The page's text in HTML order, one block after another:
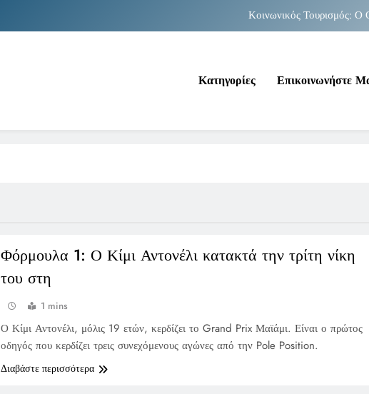
Κοινωνικός Τουρισμός: Ο
Νέα Κρήτη:
Κοινωνικός Τουρισμός: Ο
Νέα Κρήτη:
Κατηγορίες Επικοινωνήστε
Φόρμουλα 1: Ο Κίμι Αντονέλι κατακτά την τρίτη νίκη
του στη
1 mins
Ο Κίμι Αντονέλι, μόλις 19 ετών, κερδίζει το Grand Prix Μαϊάμι. Είναι ο πρώτος
οδηγός που κερδίζει τρεις συνεχόμενους αγώνες από την Pole Position.
Διαβάστε περισσότερα